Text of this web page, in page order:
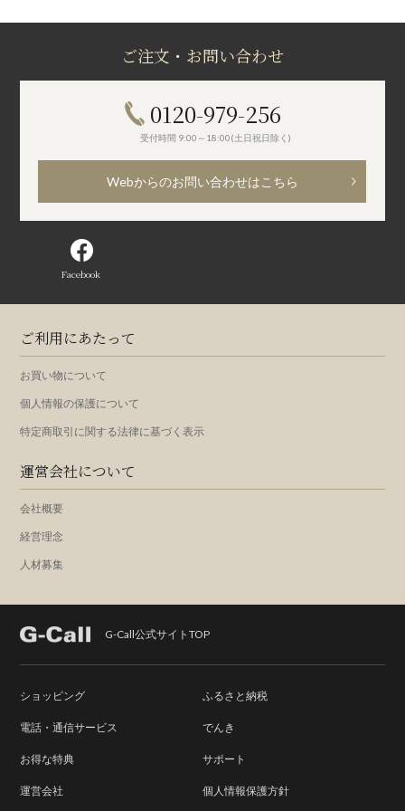
ご注文・お問い合わせ
0120-979-256
受付時間 9:00～18:00(土日祝日除く)
Webからのお問い合わせはこちら
Facebook
ご利用にあたって
お買い物について
個人情報の保護について
特定商取引に関する法律に基づく表示
運営会社について
会社概要
経営理念
人材募集
G-Call公式サイトTOP
ショッピング ふるさと納税
電話・通信サービス でんき
お得な特典 サポート
運営会社 個人情報保護方針